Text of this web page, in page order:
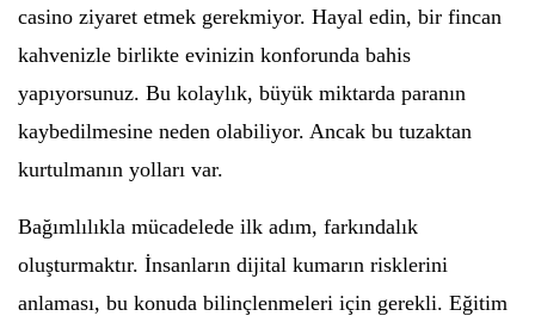
casino ziyaret etmek gerekmiyor. Hayal edin, bir fincan
kahvenizle birlikte evinizin konforunda bahis
yapıyorsunuz. Bu kolaylık, büyük miktarda paranın
kaybedilmesine neden olabiliyor. Ancak bu tuzaktan
kurtulmanın yolları var.
Bağımlılıkla mücadelede ilk adım, farkındalık
oluşturmaktır. İnsanların dijital kumarın risklerini
anlaması, bu konuda bilinçlenmeleri için gerekli. Eğitim